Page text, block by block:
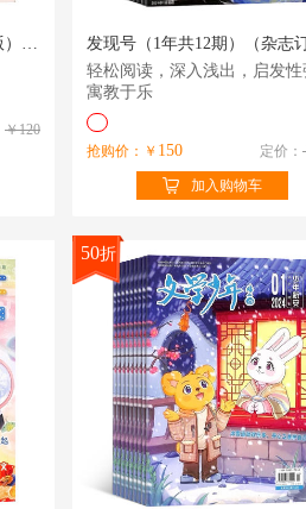
快乐青春简妙作文（小学生版）（1年共12期）（杂志订阅）
￥120
轻松阅读，深入浅出，启发性
寓教于乐
抢购价：￥ 150 定价：
加入购物车
50折